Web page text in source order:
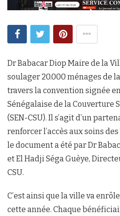
Dr Babacar Diop Maire de la
soulager 20.000 ménages de la
travers la convention signée
Sénégalaise de la Couverture
(SEN-CSU). Il s’agit d’un
renforcer l’accès aux soins
le document a été par Dr
et El Hadji Séga Guèye,
CSU.
C’est ainsi que la ville va
cette année. Chaque